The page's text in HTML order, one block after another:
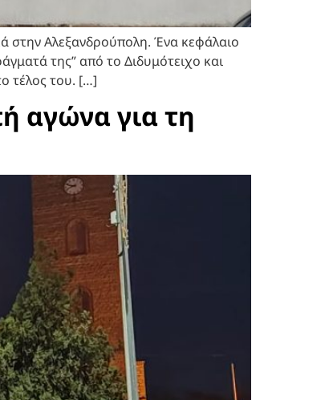
στην Αλεξανδρούπολη. Ένα κεφάλαιο
της” από το Διδυμότειχο και
τέλος του. […]
αγώνα για τη